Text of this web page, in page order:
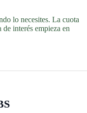
lo necesites. La cuota
interés empieza en